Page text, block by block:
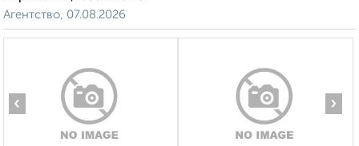
Агентство, 07.08.2026
‹ ›